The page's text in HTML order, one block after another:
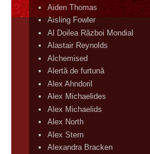
Aiden Thomas
Aisling Fowler
Al Doilea Război Mondial
Alastair Reynolds
Alchemised
Alertă de furtună
Alex Ahndoril
Alex Michaelides
Alex Michaelids
Alex North
Alex Stern
Alexandra Bracken